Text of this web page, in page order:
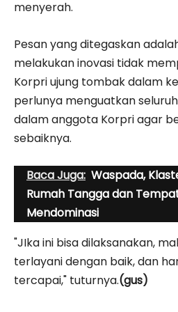
menyerah.
Pesan yang ditegaskan
melakukan inovasi tidak
Korpri ujung tombak dalam
perlunya menguatkan
dalam anggota Korpri agar
sebaiknya.
Baca Juga: Waspada,
Rumah Tangga dan
Mendominasi
"JIka ini bisa dilaksanakan,
terlayani dengan baik, dan
tercapai," tuturnya.(gus)